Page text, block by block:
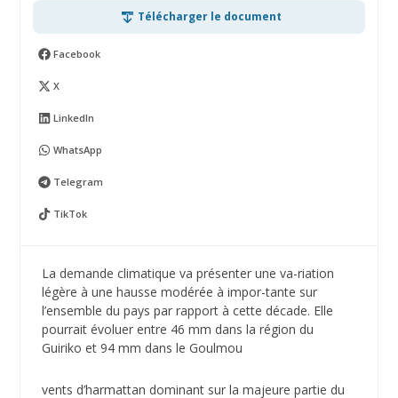
Télécharger le document
Facebook
X
LinkedIn
WhatsApp
Telegram
TikTok
La demande climatique va présenter une va-riation
légère à une hausse modérée à impor-tante sur
l’ensemble du pays par rapport à cette décade. Elle
pourrait évoluer entre 46 mm dans la région du
Guiriko et 94 mm dans le Goulmou
vents d’harmattan dominant sur la majeure partie du